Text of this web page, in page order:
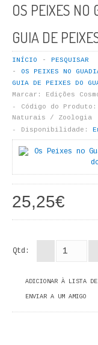
COLEÇÃO
LIVROS DE
INFANTO -
ANTROPOLOGIA E
COLEÇÃO RAÍZES
CADERNOS
CIÊNCIA
OS PEIXES
GUIA DE
INÍCIO
PESQUISAR
OS PEIXES NO
GUIA DE PEIXES DO
Marcar:
Edições
Código do Produto:
Naturais / Zoologia
Disponibilidade:
25,25€
Qtd:
ADICIONAR À LISTA DE
ENVIAR A UM AMIGO